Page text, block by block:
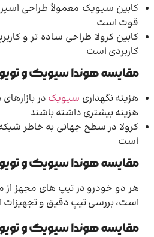
کابین سیویک معمولاً طراحی
قوت است
کابین کرولا طراحی ساده تر و
کاربردی است
مقایسه هوندا سیویک و
هزینه نگهداری سیویک در
هزینه بیشتری داشته باشند
کرولا در سطح جهانی به خاطر
است
مقایسه هوندا سیویک و
هر دو خودرو در تیپ های مجهز
است، بررسی تیپ دقیق و
مقایسه هوندا سیویک و